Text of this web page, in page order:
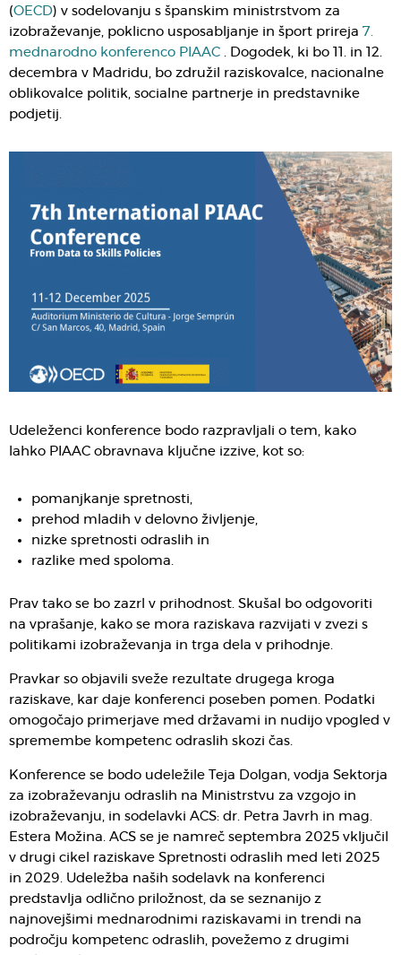
(OECD) v sodelovanju s španskim ministrstvom za
izobraževanje, poklicno usposabljanje in šport prireja 7.
mednarodno konferenco PIAAC . Dogodek, ki bo 11. in 12.
decembra v Madridu, bo združil raziskovalce, nacionalne
oblikovalce politik, socialne partnerje in predstavnike
podjetij.
Udeleženci konference bodo razpravljali o tem, kako
lahko PIAAC obravnava ključne izzive, kot so:
pomanjkanje spretnosti,
prehod mladih v delovno življenje,
nizke spretnosti odraslih in
razlike med spoloma.
Prav tako se bo zazrl v prihodnost. Skušal bo odgovoriti
na vprašanje, kako se mora raziskava razvijati v zvezi s
politikami izobraževanja in trga dela v prihodnje.
Pravkar so objavili sveže rezultate drugega kroga
raziskave, kar daje konferenci poseben pomen. Podatki
omogočajo primerjave med državami in nudijo vpogled v
spremembe kompetenc odraslih skozi čas.
Konference se bodo udeležile Teja Dolgan, vodja Sektorja
za izobraževanju odraslih na Ministrstvu za vzgojo in
izobraževanju, in sodelavki ACS: dr. Petra Javrh in mag.
Estera Možina. ACS se je namreč septembra 2025 vključil
v drugi cikel raziskave Spretnosti odraslih med leti 2025
in 2029. Udeležba naših sodelavk na konferenci
predstavlja odlično priložnost, da se seznanijo z
najnovejšimi mednarodnimi raziskavami in trendi na
področju kompetenc odraslih, povežemo z drugimi